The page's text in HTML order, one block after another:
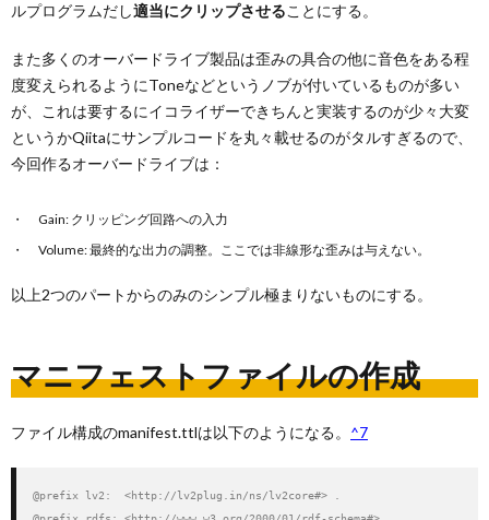
ルプログラムだし適当にクリップさせることにする。
また多くのオーバードライブ製品は歪みの具合の他に音色をある程
度変えられるようにToneなどというノブが付いているものが多い
が、これは要するにイコライザーできちんと実装するのが少々大変
というかQiitaにサンプルコードを丸々載せるのがタルすぎるので、
今回作るオーバードライブは：
Gain: クリッピング回路への入力
Volume: 最終的な出力の調整。ここでは非線形な歪みは与えない。
以上2つのパートからのみのシンプル極まりないものにする。
マニフェストファイルの作成
ファイル構成のmanifest.ttlは以下のようになる。 ^7
@prefix lv2:  <http://lv2plug.in/ns/lv2core#> .